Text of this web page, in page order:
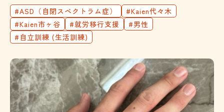
#ASD（自閉スペクトラム症）
#Kaien代々木
#Kaien市ヶ谷
#就労移行支援
#男性
#自立訓練 (生活訓練)